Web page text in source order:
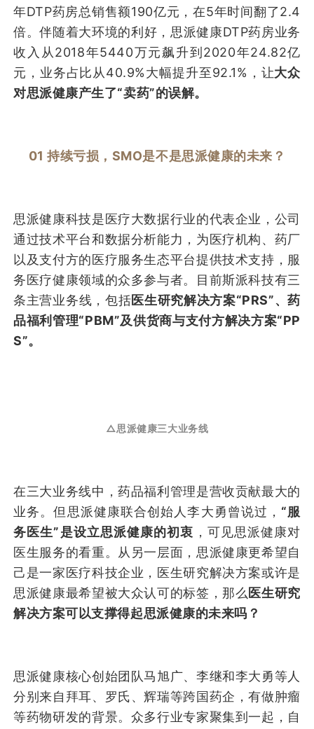
年DTP药房总销售额190亿元，在5年时间翻了2.4
倍。伴随着大环境的利好，思派健康DTP药房业务
收入从2018年5440万元飙升到2020年24.82亿
元，业务占比从40.9%大幅提升至92.1%，让大众
对思派健康产生了“卖药”的误解。
01 持续亏损，SMO是不是思派健康的未来？
思派健康科技是医疗大数据行业的代表企业，公司
通过技术平台和数据分析能力，为医疗机构、药厂
以及支付方的医疗服务生态平台提供技术支持，服
务医疗健康领域的众多参与者。目前斯派科技有三
条主营业务线，包括医生研究解决方案“PRS”、药
品福利管理“PBM”及供货商与支付方解决方案“PP
S”。
△思派健康三大业务线
在三大业务线中，药品福利管理是营收贡献最大的
业务。但思派健康联合创始人李大勇曾说过， “服
务医生”是设立思派健康的初衷 ，可见思派健康对
医生服务的看重。从另一层面，思派健康更希望自
己是一家医疗科技企业，医生研究解决方案或许是
思派健康最希望被大众认可的标签，那么 医生研究
解决方案可以支撑得起思派健康的未来吗？
思派健康核心创始团队马旭广、李继和李大勇等人
分别来自拜耳、罗氏、辉瑞等跨国药企，有做肿瘤
等药物研发的背景。众多行业专家聚集到一起，自